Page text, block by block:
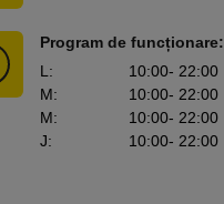
Program de funcționare:
L : 10:00- 22:00
M: 10:00- 22:00
M: 10:00- 22:00
J: 10:00- 22:00